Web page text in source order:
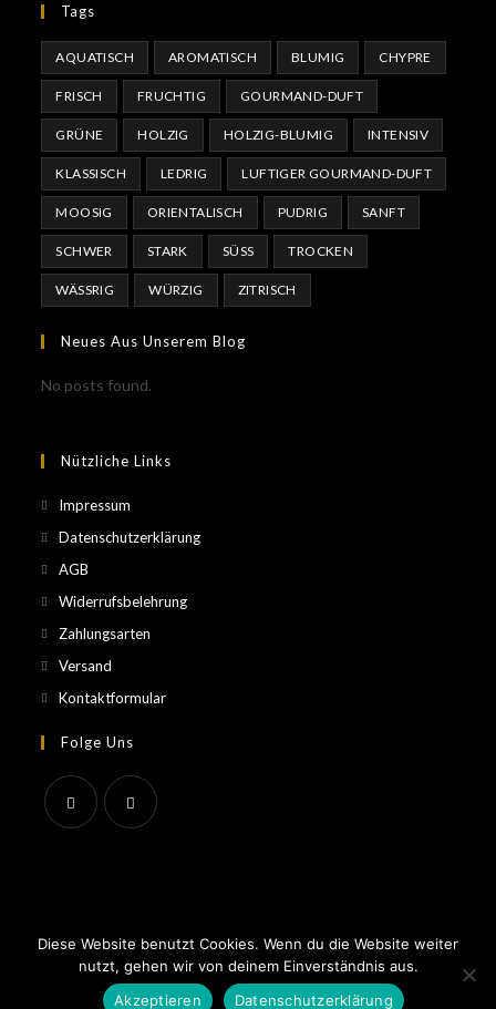
Tags
AQUATISCH AROMATISCH BLUMIG CHYPRE
FRISCH FRUCHTIG GOURMAND-DUFT
GRÜNE HOLZIG HOLZIG-BLUMIG INTENSIV
KLASSISCH LEDRIG LUFTIGER GOURMAND-DUFT
MOOSIG ORIENTALISCH PUDRIG SANFT
SCHWER STARK SÜSS TROCKEN
WÄSSRIG WÜRZIG ZITRISCH
Neues Aus Unserem Blog
No posts found.
Nützliche Links
Impressum
Datenschutzerklärung
AGB
Widerrufsbelehrung
Zahlungsarten
Versand
Kontaktformular
Folge Uns
Black Point Parfum © 2026 All Rights Reserved.
Diese Website benutzt Cookies. Wenn du die Website weiter
nutzt, gehen wir von deinem Einverständnis aus.
Akzeptieren
Datenschutzerklärung